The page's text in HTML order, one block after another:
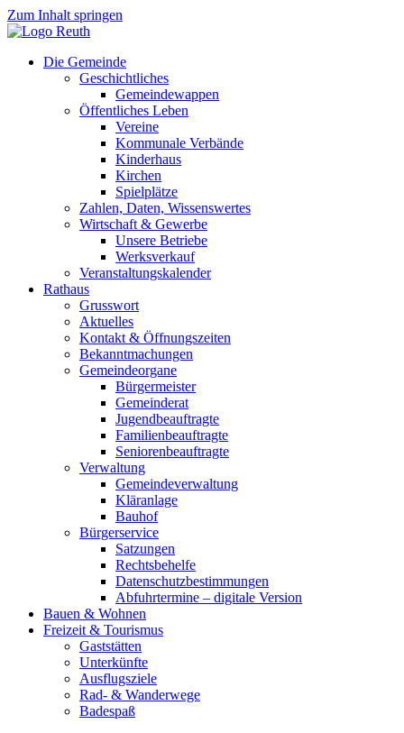
Zum Inhalt springen
Die Gemeinde
Geschichtliches
Gemeindewappen
Öffentliches Leben
Vereine
Kommunale Verbände
Kinderhaus
Kirchen
Spielplätze
Zahlen, Daten, Wissenswertes
Wirtschaft & Gewerbe
Unsere Betriebe
Werksverkauf
Veranstaltungskalender
Rathaus
Grusswort
Aktuelles
Kontakt & Öffnungszeiten
Bekanntmachungen
Gemeindeorgane
Bürgermeister
Gemeinderat
Jugendbeauftragte
Familienbeauftragte
Seniorenbeauftragte
Verwaltung
Gemeindeverwaltung
Kläranlage
Bauhof
Bürgerservice
Satzungen
Rechtsbehelfe
Datenschutzbestimmungen
Abfuhrtermine – digitale Version
Bauen & Wohnen
Freizeit & Tourismus
Gaststätten
Unterkünfte
Ausflugsziele
Rad- & Wanderwege
Badespaß